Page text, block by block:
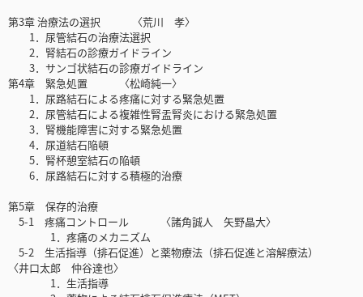
第3章 治療法の選択 〈荒川 孝〉
1．尿管結石の治療法選択
2．腎結石の診療ガイドライン
3．サンゴ状結石の診療ガイドライン
第4章 緊急処置 〈松崎純一〉
1．尿路結石による疼痛に対する緊急処置
2．尿管結石による複雑性腎盂腎炎における緊急処置
3．腎機能障害に対する緊急処置
4．尿道結石陥頓
5．腎杯憩室結石の陥頓
6．尿路結石に対する積極的治療
第5章 保存的治療
5-1 疼痛コントロール 〈諸角誠人 矢野晶大〉
1．疼痛のメカニズム
5-2 生活指導（排石促進）と薬物療法（排石促進と溶解療法）
〈井口太郎 仲谷達也〉
1．生活指導